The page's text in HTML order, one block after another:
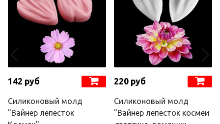
142 руб
Силиконовый молд
"Вайнер лепесток
220 руб
Силиконовый молд
"Вайнер лепесток космеи